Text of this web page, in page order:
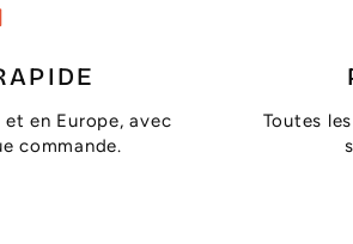
en Europe, avec
commande.
Toutes